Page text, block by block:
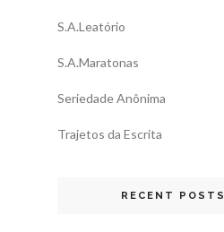
S.A.Leatório
S.A.Maratonas
Seriedade Anônima
Trajetos da Escrita
RECENT POSTS